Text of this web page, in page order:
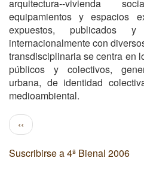
arquitectura--vivienda
equipamientos y espacios
expuestos, publicados
internacionalmente con
transdisciplinaria se centra en
públicos y colectivos,
urbana, de identidad
medioambiental.
Paginación
Página
anterior
‹‹
Suscribirse a 4ª Bienal 2006